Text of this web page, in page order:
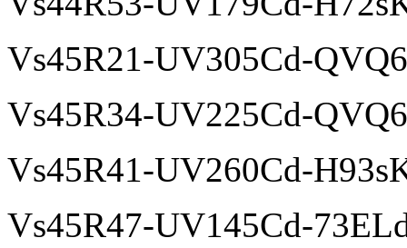
Vs45R21-UV305Cd-
Vs45R34-UV225Cd-
Vs45R41-UV260Cd-
Vs45R47-UV145Cd-